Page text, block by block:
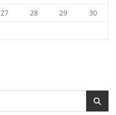
27 28 29
30